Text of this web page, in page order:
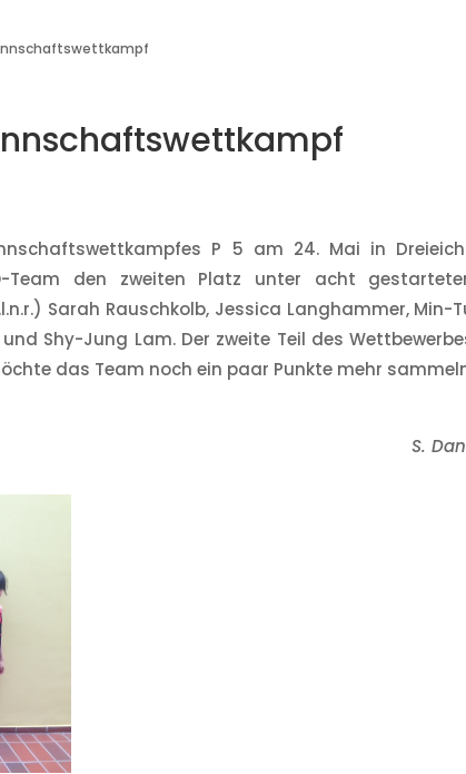
P 5 am 24. Mai in
Team den zweiten Platz unter acht
Sarah Rauschkolb, Jessica Langhammer, Min-
Shy-Jung Lam. Der zweite Teil des
das Team noch ein paar Punkte mehr
S.